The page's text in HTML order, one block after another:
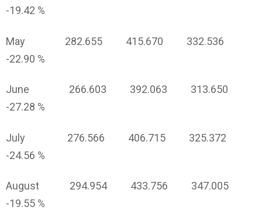
-19.42 %
May 282.655 415.670 332.536
-22.90 %
June 266.603 392.063 313.650
-27.28 %
July 276.566 406.715 325.372
-24.56 %
August 294.954 433.756 347.005
-19.55 %